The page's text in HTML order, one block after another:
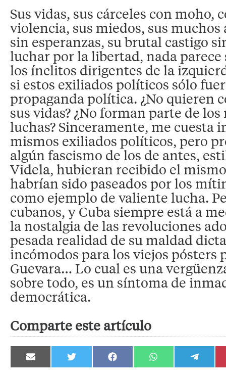
Sus vidas, sus cárceles con moho,
violencia, sus miedos, sus
sin esperanzas, su brutal castigo
luchar por la libertad, nada parece
los ínclitos dirigentes de la
si estos exiliados políticos sólo
propaganda política. ¿No quieren
sus vidas? ¿No forman parte de
luchas? Sinceramente, me cuesta
mismos exiliados políticos, pero
algún fascismo de los de antes,
Videla, hubieran recibido el
habrían sido paseados por los
como ejemplo de valiente lucha.
cubanos, y Cuba siempre está a
la nostalgia de las revoluciones
pesada realidad de su maldad
incómodos para los viejos pósters
Guevara… Lo cual es una
sobre todo, es un síntoma de
democrática.
Comparte este artículo
Compartir
en
Compartir
en
Compartir
en
Compartir
en
Compartir
en